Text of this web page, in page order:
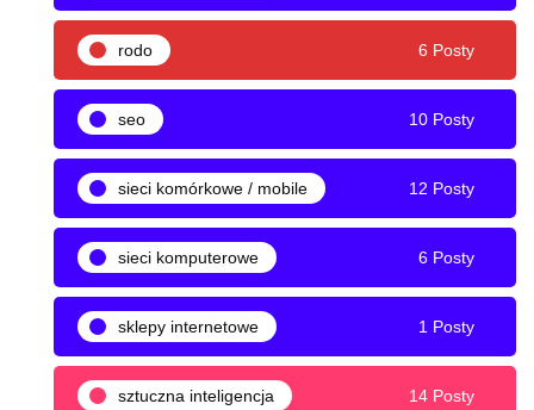
rodo 6 Posty
seo 10 Posty
sieci komórkowe / mobile 12 Posty
sieci komputerowe 6 Posty
sklepy internetowe 1 Posty
sztuczna inteligencja 14 Posty